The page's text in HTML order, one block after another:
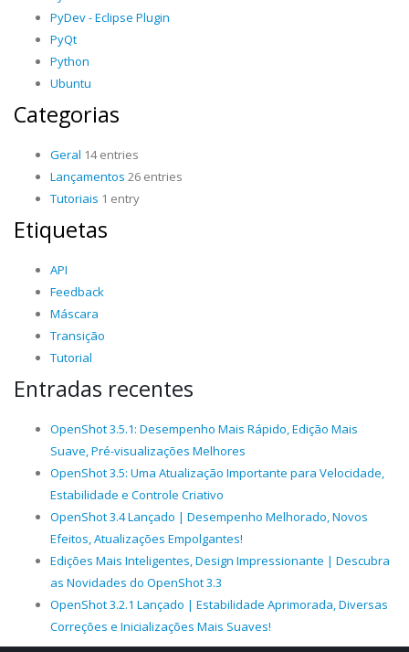
PyDev - Eclipse Plugin
PyQt
Python
Ubuntu
Categorias
Geral 14 entries
Lançamentos 26 entries
Tutoriais 1 entry
Etiquetas
API
Feedback
Máscara
Transição
Tutorial
Entradas recentes
OpenShot 3.5.1: Desempenho Mais Rápido, Edição Mais
Suave, Pré-visualizações Melhores
OpenShot 3.5: Uma Atualização Importante para Velocidade,
Estabilidade e Controle Criativo
OpenShot 3.4 Lançado | Desempenho Melhorado, Novos
Efeitos, Atualizações Empolgantes!
Edições Mais Inteligentes, Design Impressionante | Descubra
as Novidades do OpenShot 3.3
OpenShot 3.2.1 Lançado | Estabilidade Aprimorada, Diversas
Correções e Inicializações Mais Suaves!